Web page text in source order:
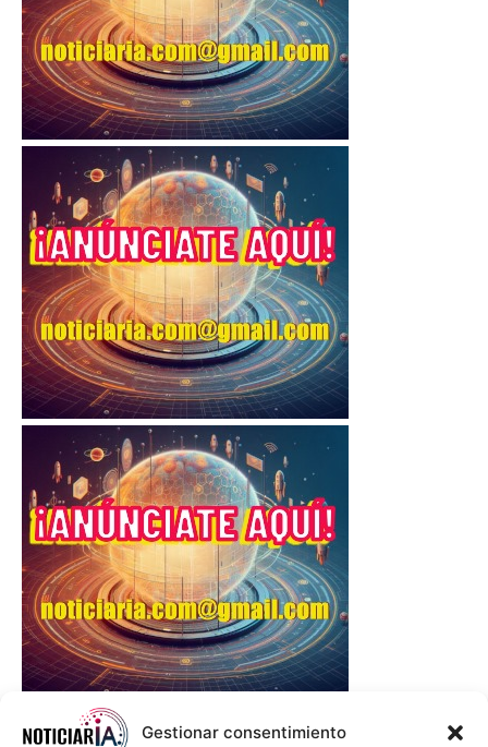
Gestionar consentimiento